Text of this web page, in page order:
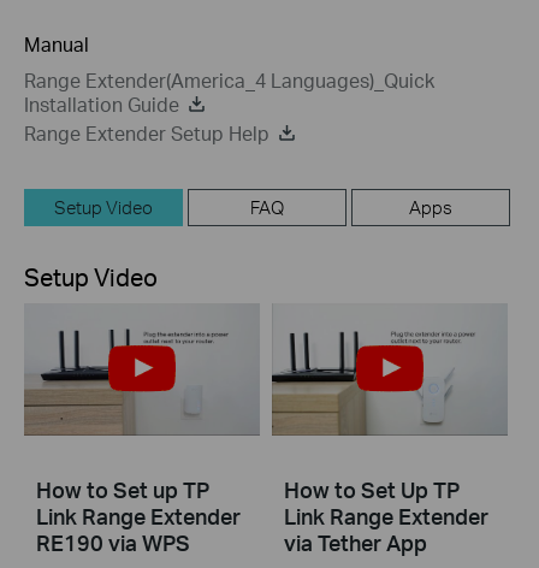
Manual
Range Extender(America_4 Languages)_Quick
Installation Guide
Range Extender Setup Help
Setup Video FAQ Apps
Setup Video
How to Set up TP
Link Range Extender
RE190 via WPS
How to Set Up TP
Link Range Extender
via Tether App